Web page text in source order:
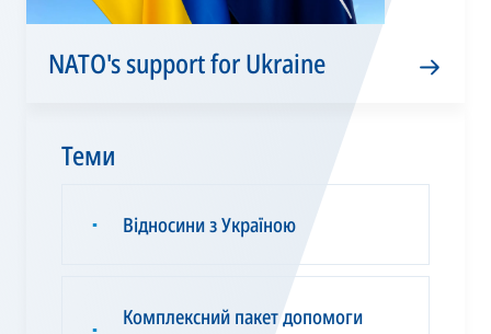
NATO's support for Ukraine
Теми
▪ Відносини з Україною
▪
Комплексний пакет допомоги